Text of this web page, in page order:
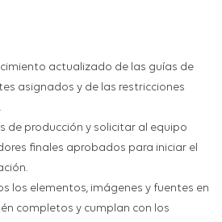
actualizado de las guías de
asignados y de las restricciones
de producción y solicitar al equipo
finales aprobados para iniciar el
los elementos, imágenes y fuentes en
completos y cumplan con los